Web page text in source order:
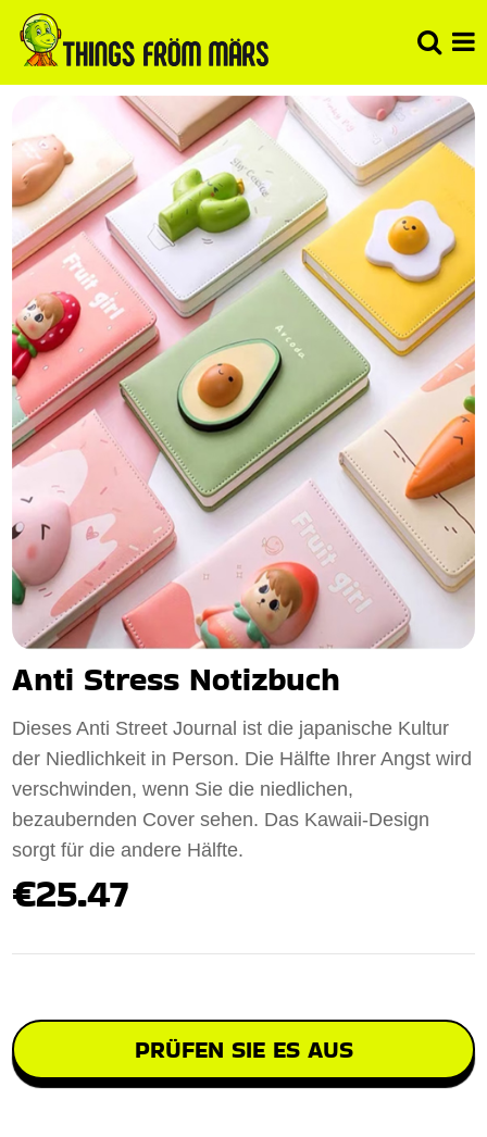
Anti Stress Notizbuch
Dieses Anti Street Journal ist die japanische Kultur
der Niedlichkeit in Person. Die Hälfte Ihrer Angst wird
verschwinden, wenn Sie die niedlichen,
bezaubernden Cover sehen. Das Kawaii-Design
sorgt für die andere Hälfte.
€25.47
PRÜFEN SIE ES AUS